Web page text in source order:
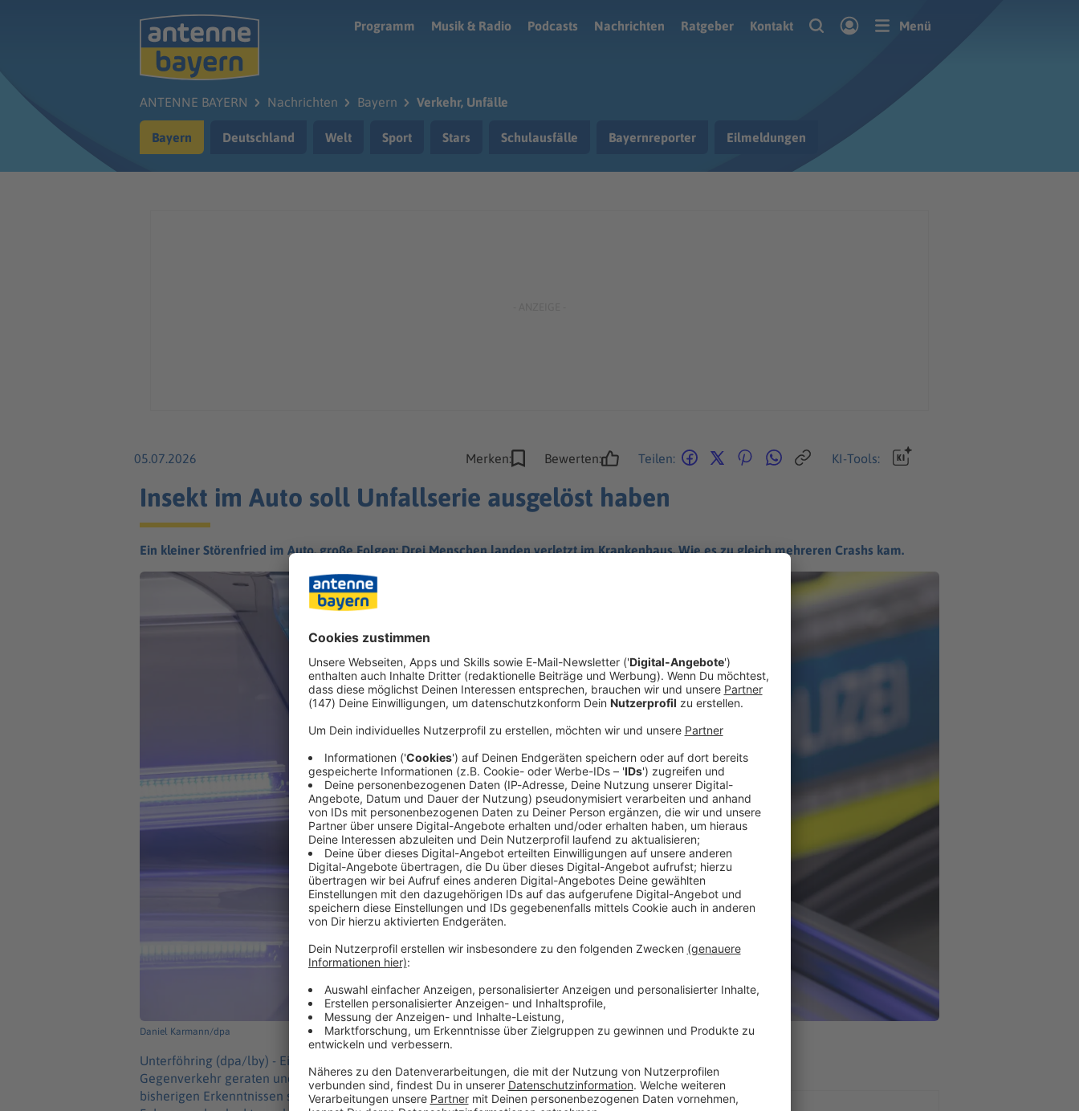
Programm
Musik & Radio Podcasts Nachrichten Ratgeber Kontakt Menü
ANTENNE BAYERN Nachrichten Bayern Verkehr, Unfälle
Bayern Deutschland Welt Sport Stars Schulausfälle Bayernreporter Eilmeldungen
05.07.2026 Merken: Bewerten: Teilen: KI-Tools:
Insekt im Auto soll Unfallserie ausgelöst haben
Ein kleiner Störenfried im Auto, große Folgen: Drei Menschen landen verletzt im Krankenhaus. Wie es zu gleich mehreren Crashs kam.
Daniel Karmann/dpa
Unterföhring (dpa/lby) - Ein Autofahrer ist in Unterföhring (Landkreis München) in den
Gegenverkehr geraten und hat dabei einen Unfall mit drei Verletzten verursacht. Nach
bisherigen Erkenntnissen soll der 63-Jährige während der Fahrt durch ein Insekt im